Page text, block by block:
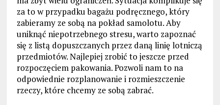
za to w przypadku bagażu podręcznego, który
zabieramy ze sobą na pokład samolotu. Aby
uniknąć niepotrzebnego stresu, warto zapoznać
się z listą dopuszczanych przez daną linię lotniczą
przedmiotów. Najlepiej zrobić to jeszcze przed
rozpoczęciem pakowania. Pozwoli nam to na
odpowiednie rozplanowanie i rozmieszczenie
rzeczy, które chcemy ze sobą zabrać.